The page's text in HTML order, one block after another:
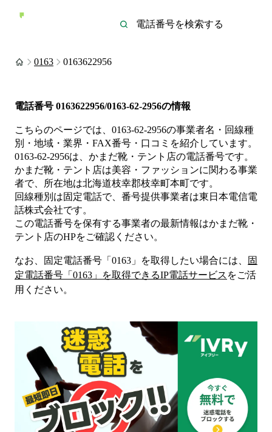
0163 0163622956
電話番号 0163622956/0163-62-2956の情報
こちらのページでは、 0163-62-2956の事業者名・回線種
別・地域・業界・FAX番号・口コミを紹介しています。
0163-62-2956は、 かまだ靴・テント店の電話番号です。
かまだ靴・テント店は美容・ファッションに関わる事業
者で、所在地は北海道枝幸郡枝幸町本町です。
回線種別は固定電話で、番号提供事業者は東日本電信電
話株式会社です。
この電話番号を保有する事業者の最新情報はかまだ靴・
テント店のHPをご確認ください。
なお、固定電話番号「 0163 」を取得したい場合には、
固
定電話番号「 0163 」を取得できるIP電話サービス をご活
用ください。